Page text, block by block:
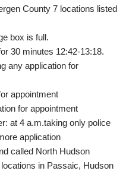
County 7 locations listed
box is full.
30 minutes 12:42-13:18.
any application for
appointment
for appointment
at 4 a.m.taking only police
application
called North Hudson
in Passaic, Hudson